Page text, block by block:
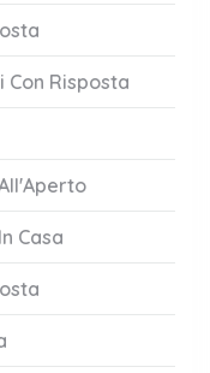
Con Risposta
Casa